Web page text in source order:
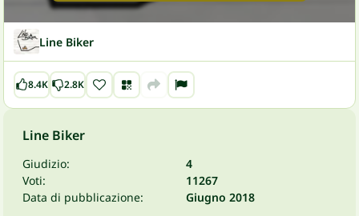
Line Biker
8.4K 2.8K
Line Biker
Giudizio:
4
Voti:
11267
Data di pubblicazione:
Giugno 2018